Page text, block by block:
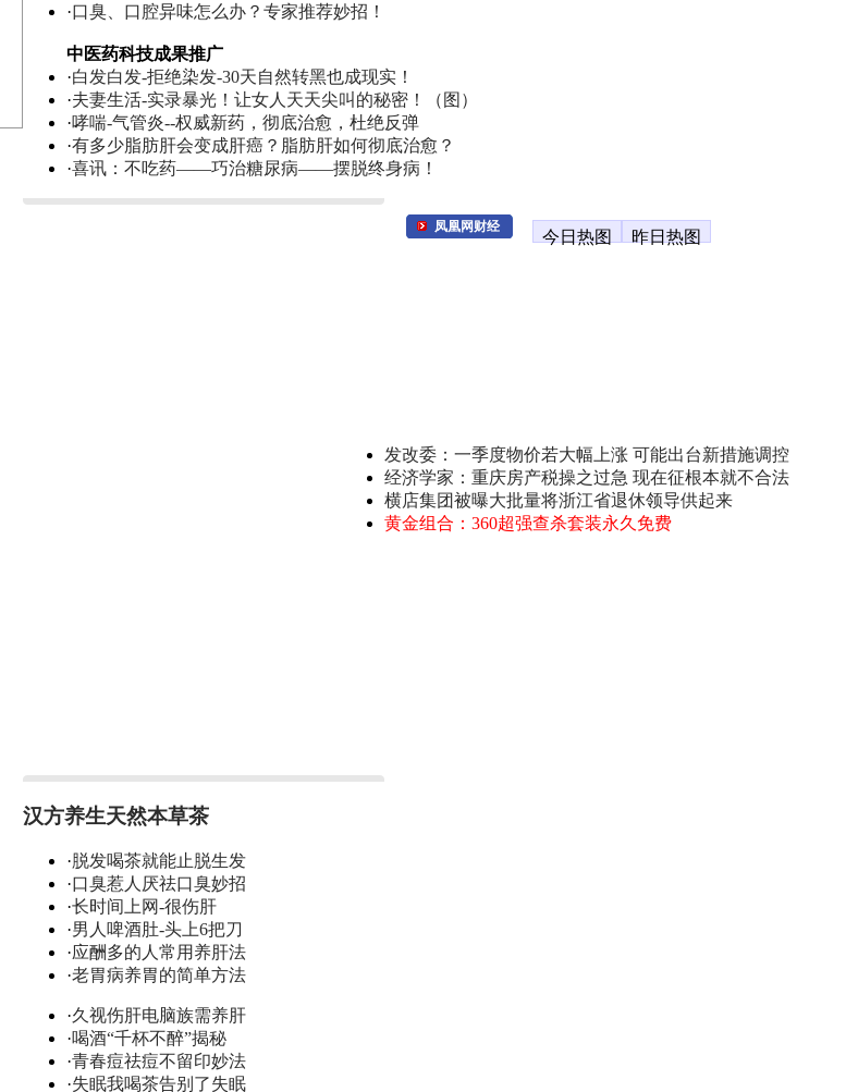
·口臭、口腔异味怎么办？专家推荐妙招！
中医药科技成果推广
·白发白发-拒绝染发-30天自然转黑也成现实！
·夫妻生活-实录暴光！让女人天天尖叫的秘密！（图）
·哮喘-气管炎--权威新药，彻底治愈，杜绝反弹
·有多少脂肪肝会变成肝癌？脂肪肝如何彻底治愈？
·喜讯：不吃药——巧治糖尿病——摆脱终身病！
凤凰网财经
今日热图 昨日热图
发改委：一季度物价若大幅上涨 可能出台新措施调控
经济学家：重庆房产税操之过急 现在征根本就不合法
横店集团被曝大批量将浙江省退休领导供起来
黄金组合：360超强查杀套装永久免费
汉方养生天然本草茶
·脱发喝茶就能止脱生发
·口臭惹人厌祛口臭妙招
·长时间上网-很伤肝
·男人啤酒肚-头上6把刀
·应酬多的人常用养肝法
·老胃病养胃的简单方法
·久视伤肝电脑族需养肝
·喝酒“千杯不醉”揭秘
·青春痘祛痘不留印妙法
·失眠我喝茶告别了失眠